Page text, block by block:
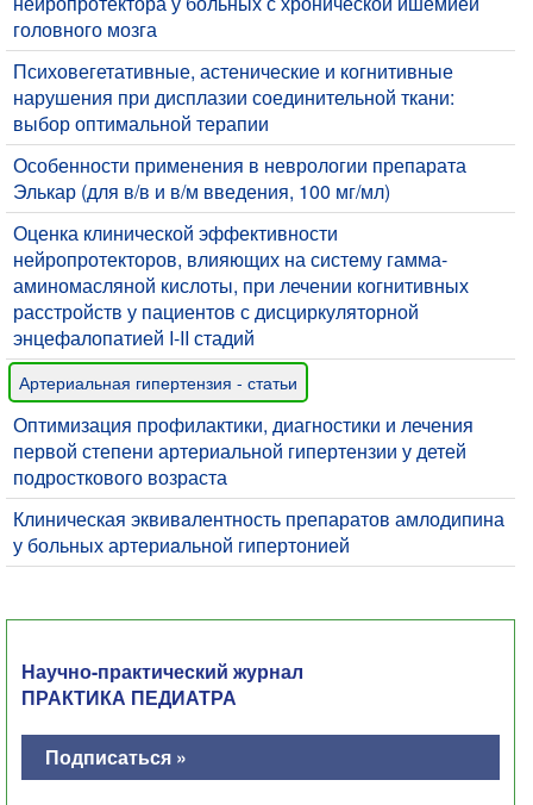
головного мозга
Психовегетативные, астенические и когнитивные
нарушения при дисплазии соединительной ткани:
выбор оптимальной терапии
Особенности применения в неврологии препарата
Элькар (для в/в и в/м введения, 100 мг/мл)
Оценка клинической эффективности
нейропротекторов, влияющих на систему гамма-
аминомасляной кислоты, при лечении когнитивных
расстройств у пациентов с дисциркуляторной
энцефалопатией I-II стадий
Артериальная гипертензия - статьи
Оптимизация профилактики, диагностики и лечения
первой степени артериальной гипертензии у детей
подросткового возраста
Клиническая эквивaлентность препаратов амлодипина
у больных артериaльной гипертонией
Научно-практический журнал
ПРАКТИКА ПЕДИАТРА
Подписаться »